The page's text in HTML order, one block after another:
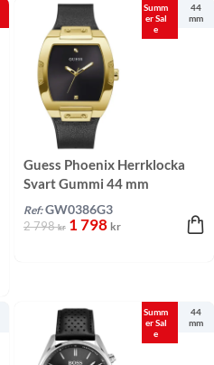
Summ
er Sal
e
44
mm
Guess Phoenix Herrklocka
Svart Gummi 44 mm
Ref: GW0386G3
2 798kr 1 798 kr
Summ
er Sal
e
44
mm